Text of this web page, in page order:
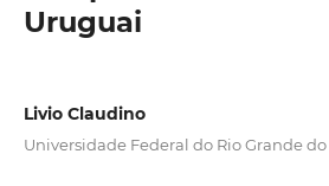
Uruguai
Livio Claudino
Universidade Federal do Rio Grande do